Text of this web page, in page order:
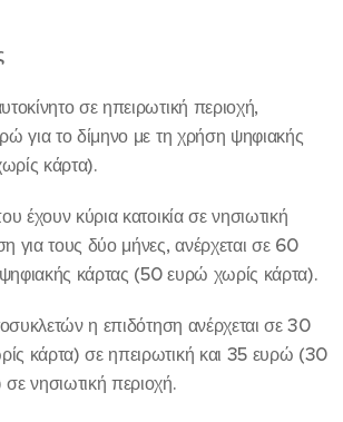
σε ηπειρωτική περιοχή,
για το δίμηνο με τη χρήση ψηφιακής
κάρτα).
έχουν κύρια κατοικία σε νησιωτική
για τους δύο μήνες, ανέρχεται σε 60
κάρτας (50 ευρώ χωρίς κάρτα).
η επιδότηση ανέρχεται σε 30
κάρτα) σε ηπειρωτική και 35 ευρώ (30
νησιωτική περιοχή.